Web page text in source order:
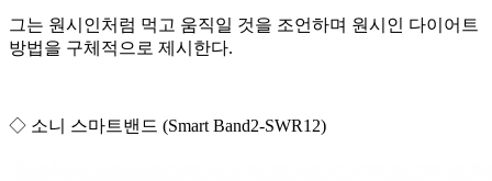
그는 원시인처럼 먹고 움직일 것을 조언하며 원시인 다이어트
방법을 구체적으로 제시한다.
◇ 소니 스마트밴드 (Smart Band2-SWR12)